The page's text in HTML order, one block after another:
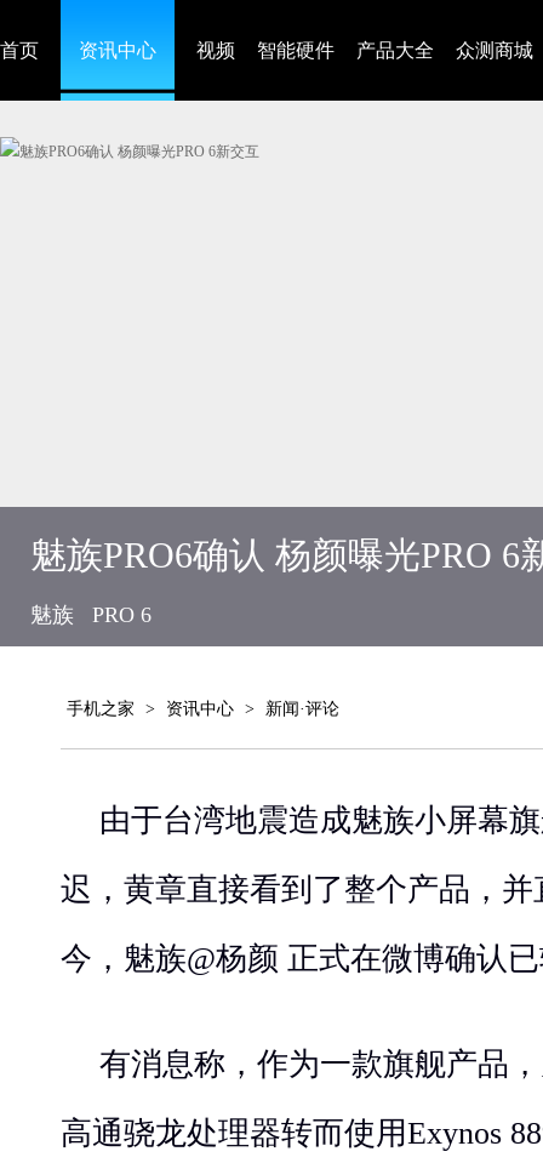
首页 资讯中心 视频 智能硬件 产品大全 众测商城
魅族PRO6确认 杨颜曝光PRO 6
魅族 PRO 6
手机之家 > 资讯中心 > 新闻·评论
由于台湾地震造成魅族小屏幕
迟，黄章直接看到了整个产品，并
今，魅族@杨颜 正式在微博确认
有消息称，作为一款旗舰产品
高通骁龙处理器转而使用Exynos